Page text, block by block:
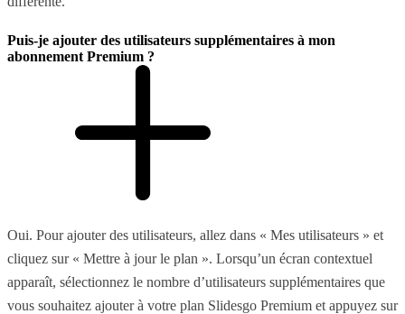
Puis-je ajouter des utilisateurs supplémentaires à mon
abonnement Premium ?
Oui. Pour ajouter des utilisateurs, allez dans « Mes utilisateurs » et
cliquez sur « Mettre à jour le plan ». Lorsqu’un écran contextuel
apparaît, sélectionnez le nombre d’utilisateurs supplémentaires que
vous souhaitez ajouter à votre plan Slidesgo Premium et appuyez sur